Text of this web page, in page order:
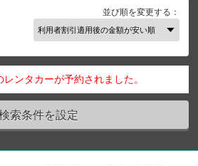
並び順を変更する：
ンタカーが予約されました。
索条件を設定